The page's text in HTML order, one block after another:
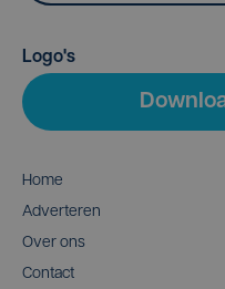
Logo's
Home
Adverteren
Over ons
Contact